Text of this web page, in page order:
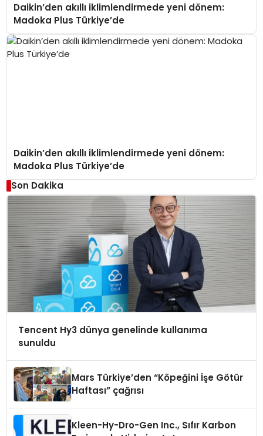
Daikin’den akıllı iklimlendirmede yeni dönem:
Madoka Plus Türkiye’de
Daikin’den akıllı iklimlendirmede yeni dönem:
Madoka Plus Türkiye’de
Son Dakika
Tencent Hy3 dünya genelinde kullanıma
sunuldu
Mars Türkiye’den “Köpeğini İşe Götür
Haftası” çağrısı
Kleen-Hy-Dro-Gen Inc., Sıfır Karbon